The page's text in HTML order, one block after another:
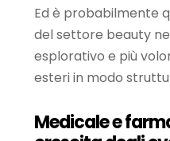
Ed è probabilmente
del settore beauty
esplorativo e più
esteri in modo
Medicale e